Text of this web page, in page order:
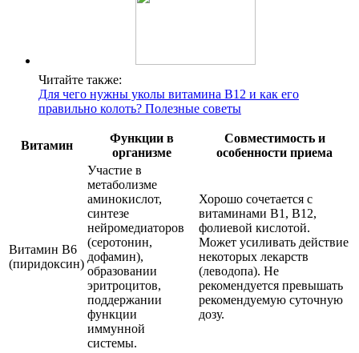
Читайте также:
Для чего нужны уколы витамина В12 и как его
правильно колоть? Полезные советы
Витамин
Функции в
организме
Совместимость и
особенности приема
Витамин B6
(пиридоксин)
Участие в
метаболизме
аминокислот,
синтезе
нейромедиаторов
(серотонин,
дофамин),
образовании
эритроцитов,
поддержании
функции
иммунной
системы.
Хорошо сочетается с
витаминами B1, B12,
фолиевой кислотой.
Может усиливать действие
некоторых лекарств
(леводопа). Не
рекомендуется превышать
рекомендуемую суточную
дозу.